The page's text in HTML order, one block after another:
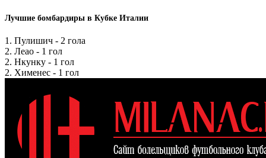
Лучшие бомбардиры в Кубке Италии
1. Пулишич - 2 гола
2. Леао - 1 гол
2. Нкунку - 1 гол
2. Хименес - 1 гол